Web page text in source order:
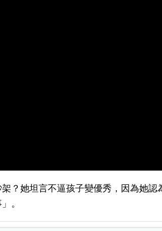
？她坦言不逼孩子變優秀，因為她認
。